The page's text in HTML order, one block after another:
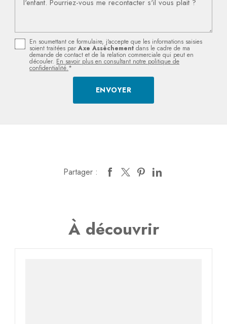
En soumettant ce formulaire, j'accepte que les informations saisies
soient traitées parAxe Assèchement dans le cadre de ma
demande de contact et de la relation commerciale qui peut en
découler. En savoir plus en consultant notre politique de
confidentialité.*
Partager :
À découvrir